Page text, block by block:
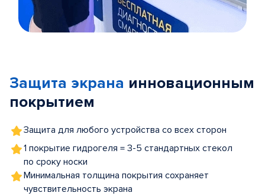
5
Защита экрана инновационным
покрытием
Защита для любого устройства со всех сторон
1 покрытие гидрогеля = 3-5 стандартных стекол
по сроку носки
Минимальная толщина покрытия сохраняет
чувствительность экрана